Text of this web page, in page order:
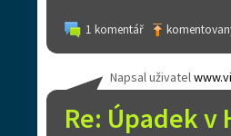
1 komentář
Re: Úpadek
Napsal uživatel